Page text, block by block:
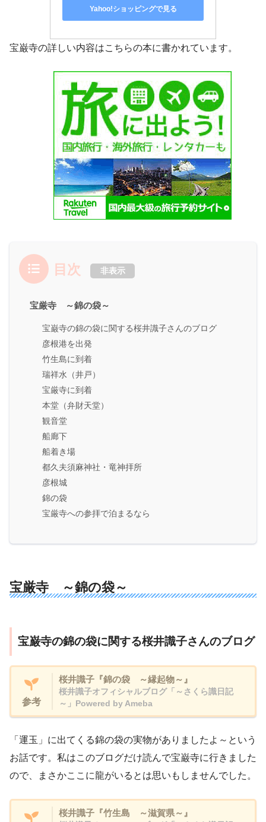
Yahoo!ショッピングで見る
宝巌寺の詳しい内容はこちらの本に書かれています。
目次 非表示
宝厳寺 ～錦の袋～
宝巌寺の錦の袋に関する桜井識子さんのブログ
彦根港を出発
竹生島に到着
瑞祥水（井戸）
宝厳寺に到着
本堂（弁財天堂）
観音堂
船廊下
船着き場
都久夫須麻神社・竜神拝所
彦根城
錦の袋
宝厳寺への参拝で泊まるなら
宝厳寺 ～錦の袋～
宝巌寺の錦の袋に関する桜井識子さんのブログ
参考
桜井識子『錦の袋 ～縁起物～』
桜井識子オフィシャルブログ「～さくら識日記
～」Powered by Ameba
「運玉」に出てくる錦の袋の実物がありましたよ～という
お話です。私はこのブログだけ読んで宝巌寺に行きました
ので、まさかここに龍がいるとは思いもしませんでした。
桜井識子『竹生島 ～滋賀県～』